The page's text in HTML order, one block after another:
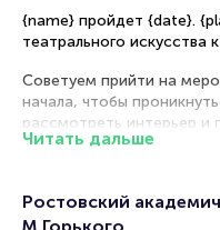
{name} пройдет {date}.
театрального искусства
Советуем прийти на
начала, чтобы
рассмотреть интерьер и
комедийной постановки.
Читать дальше
Ростовский